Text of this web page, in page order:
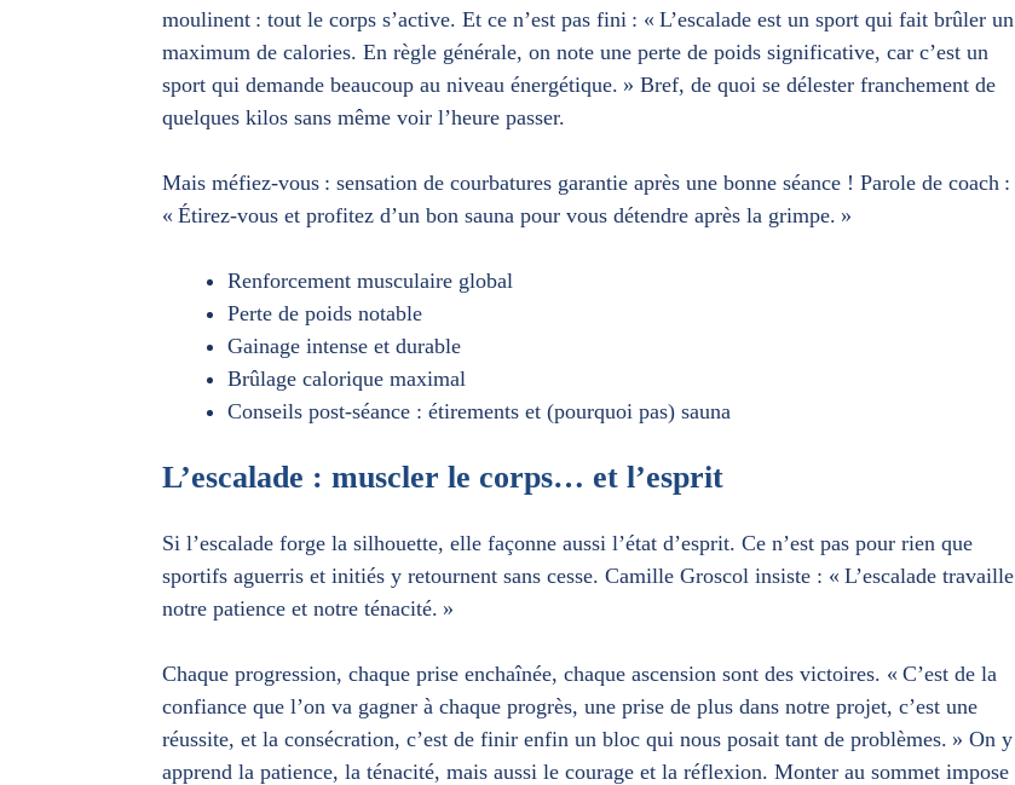
moulinent : tout le corps s’active. Et ce n’est pas fini : « L’escalade est un sport qui fait brûler un
maximum de calories. En règle générale, on note une perte de poids significative, car c’est un
sport qui demande beaucoup au niveau énergétique. » Bref, de quoi se délester franchement de
quelques kilos sans même voir l’heure passer.
Mais méfiez-vous : sensation de courbatures garantie après une bonne séance ! Parole de coach :
« Étirez-vous et profitez d’un bon sauna pour vous détendre après la grimpe. »
Renforcement musculaire global
Perte de poids notable
Gainage intense et durable
Brûlage calorique maximal
Conseils post-séance : étirements et (pourquoi pas) sauna
L’escalade : muscler le corps… et l’esprit
Si l’escalade forge la silhouette, elle façonne aussi l’état d’esprit. Ce n’est pas pour rien que
sportifs aguerris et initiés y retournent sans cesse. Camille Groscol insiste : « L’escalade travaille
notre patience et notre ténacité. »
Chaque progression, chaque prise enchaînée, chaque ascension sont des victoires. « C’est de la
confiance que l’on va gagner à chaque progrès, une prise de plus dans notre projet, c’est une
réussite, et la consécration, c’est de finir enfin un bloc qui nous posait tant de problèmes. » On y
apprend la patience, la ténacité, mais aussi le courage et la réflexion. Monter au sommet impose